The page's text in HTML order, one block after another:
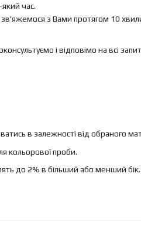
час.
з Вами протягом 10
і відповімо на всі
в залежності від обраного
кольорової проби.
до 2% в більший або менший бік.